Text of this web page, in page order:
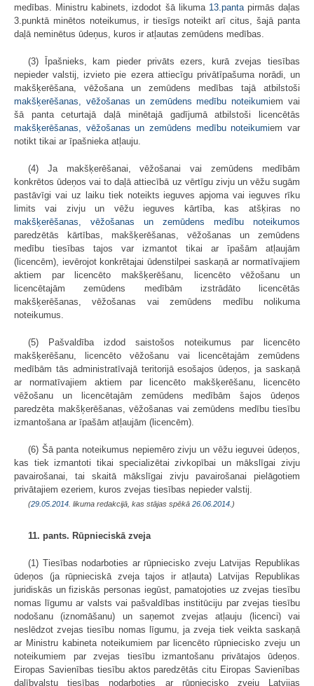
medības. Ministru kabinets, izdodot šā likuma 13.pantapirmās daļas
3.punktā minētos noteikumus, ir tiesīgs noteikt arī citus, šajā panta
daļā neminētus ūdeņus, kuros ir atļautas zemūdens medības.
(3) Īpašnieks, kam pieder privāts ezers, kurā zvejas tiesības
nepieder valstij, izvieto pie ezera attiecīgu privātīpašuma norādi, un
makšķerēšana, vēžošana un zemūdens medības tajā atbilstoši
makšķerēšanas, vēžošanas un zemūdens medību noteikumiem vai
šā panta ceturtajā daļā minētajā gadījumā atbilstoši licencētās
makšķerēšanas, vēžošanas un zemūdens medību noteikumiem var
notikt tikai ar īpašnieka atļauju.
(4) Ja makšķerēšanai, vēžošanai vai zemūdens medībām
konkrētos ūdeņos vai to daļā attiecībā uz vērtīgu zivju un vēžu sugām
pastāvīgi vai uz laiku tiek noteikts ieguves apjoma vai ieguves rīku
limits vai zivju un vēžu ieguves kārtība, kas atšķiras no
makšķerēšanas, vēžošanas un zemūdens medību noteikumos
paredzētās kārtības, makšķerēšanas, vēžošanas un zemūdens
medību tiesības tajos var izmantot tikai ar īpašām atļaujām
(licencēm), ievērojot konkrētajai ūdenstilpei saskaņā ar normatīvajiem
aktiem par licencēto makšķerēšanu, licencēto vēžošanu un
licencētajām zemūdens medībām izstrādāto licencētās
makšķerēšanas, vēžošanas vai zemūdens medību nolikuma
noteikumus.
(5) Pašvaldība izdod saistošos noteikumus par licencēto
makšķerēšanu, licencēto vēžošanu vai licencētajām zemūdens
medībām tās administratīvajā teritorijā esošajos ūdeņos, ja saskaņā
ar normatīvajiem aktiem par licencēto makšķerēšanu, licencēto
vēžošanu un licencētajām zemūdens medībām šajos ūdeņos
paredzēta makšķerēšanas, vēžošanas vai zemūdens medību tiesību
izmantošana ar īpašām atļaujām (licencēm).
(6) Šā panta noteikumus nepiemēro zivju un vēžu ieguvei ūdeņos,
kas tiek izmantoti tikai specializētai zivkopībai un mākslīgai zivju
pavairošanai, tai skaitā mākslīgai zivju pavairošanai pielāgotiem
privātajiem ezeriem, kuros zvejas tiesības nepieder valstij.
(29.05.2014 . likuma redakcijā, kas stājas spēkā 26.06.2014. )
11. pants. Rūpnieciskā zveja
(1) Tiesības nodarboties ar rūpniecisko zveju Latvijas Republikas
ūdeņos (ja rūpnieciskā zveja tajos ir atļauta) Latvijas Republikas
juridiskās un fiziskās personas iegūst, pamatojoties uz zvejas tiesību
nomas līgumu ar valsts vai pašvaldības institūciju par zvejas tiesību
nodošanu (iznomāšanu) un saņemot zvejas atļauju (licenci) vai
neslēdzot zvejas tiesību nomas līgumu, ja zveja tiek veikta saskaņā
ar Ministru kabineta noteikumiem par licencēto rūpniecisko zveju un
noteikumiem par zvejas tiesību izmantošanu privātajos ūdeņos.
Eiropas Savienības tiesību aktos paredzētās citu Eiropas Savienības
dalībvalstu tiesības nodarboties ar rūpniecisko zveju Latvijas